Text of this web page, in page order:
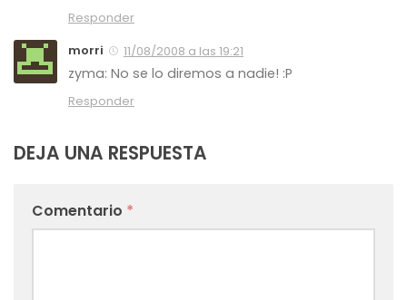
Responder
morri
11/08/2008 a las 19:21
zyma: No se lo diremos a nadie! :P
Responder
DEJA UNA RESPUESTA
Comentario *